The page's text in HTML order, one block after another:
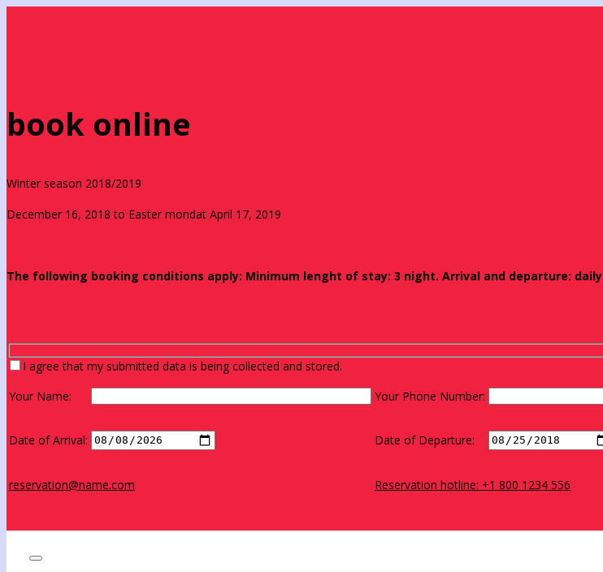
book online
Winter season 2018/2019
December 16, 2018 to Easter mondat April 17, 2019
The following booking conditions apply: Minimum lenght of stay: 3 night. Arrival and departure: daily
I agree that my submitted data is being collected and stored.
Your Name:
Your Phone Number:
Date of Arrival: Date of Departure:
reservation@name.com Reservation hotline: +1 800 1234 556